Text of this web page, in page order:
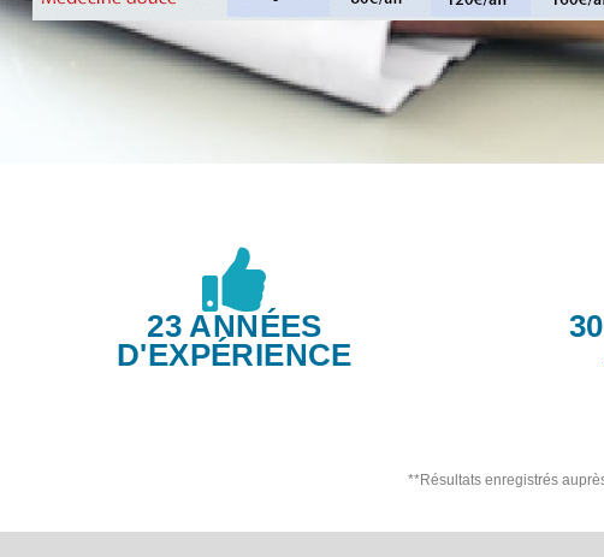
23 ANNÉES
D'EXPÉRIENCE
**Résultats enregistrés